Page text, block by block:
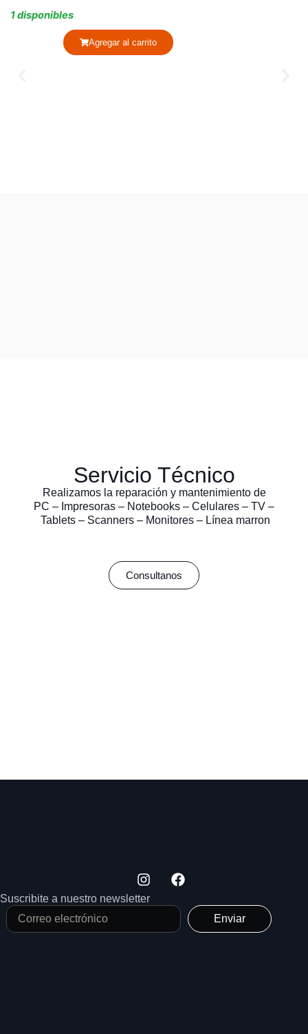
1 disponibles
Agregar al carrito
Servicio Técnico
Realizamos la reparación y mantenimiento de
PC – Impresoras – Notebooks – Celulares – TV –
Tablets – Scanners – Monitores – Línea marron
Consultanos
Suscribite a nuestro newsletter
Enviar